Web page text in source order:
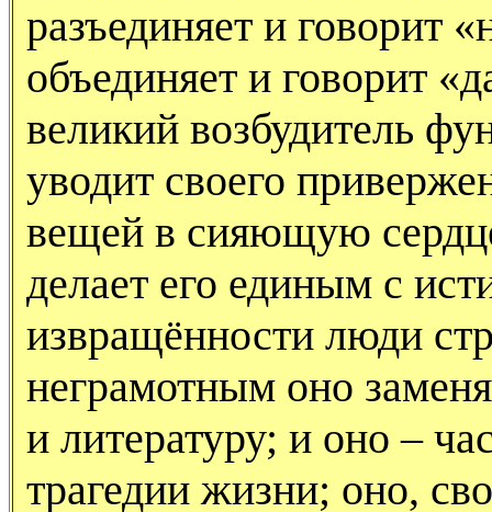
разъединяет и говорит
объединяет и говорит
великий возбудитель
уводит своего
вещей в сияющую
делает его единым с
извращённости люди
неграмотным оно
и литературу; и оно –
трагедии жизни; оно,